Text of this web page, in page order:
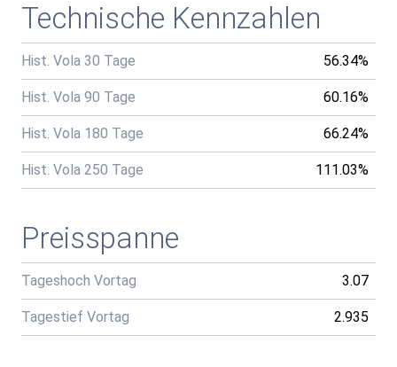
Technische Kennzahlen
Hist. Vola 30 Tage 56.34%
Hist. Vola 90 Tage 60.16%
Hist. Vola 180 Tage 66.24%
Hist. Vola 250 Tage 111.03%
Preisspanne
Tageshoch Vortag 3.07
Tagestief Vortag 2.935